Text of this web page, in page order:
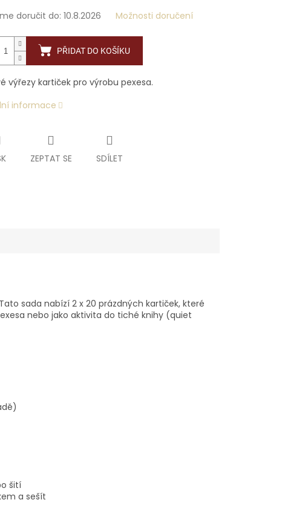
doručit do: 10.8.2026 Možnosti doručení
PŘIDAT DO KOŠÍKU
výřezy kartiček pro výrobu pexesa.
informace
ZEPTAT SE SDÍLET
sada nabízí 2 x 20 prázdných kartiček, které
nebo jako aktivita do tiché knihy (quiet
šití
a sešít